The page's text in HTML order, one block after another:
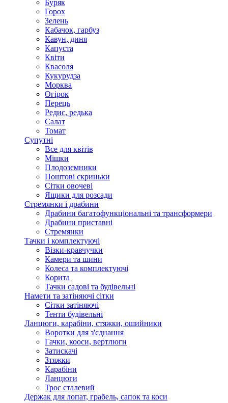
Буряк
Горох
Зелень
Кабачок, гарбуз
Кавун, диня
Капуста
Квіти
Квасоля
Кукурудза
Морква
Огірок
Перець
Редис, редька
Салат
Томат
Супутні
Все для квітів
Мішки
Плодозємники
Поштові скриньки
Сітки овочеві
Ящики для розсади
Стремянки і драбини
Драбини багатофункціональні та трансформери
Драбини приставні
Стремянки
Тачки і комплектуючі
Візки-кравчучки
Камери та шини
Колеса та комплектуючі
Корита
Тачки садові та будівельні
Намети та затіняючі сітки
Сітки затіняючі
Тенти будівельні
Ланцюги, карабіни, стяжки, ошийники
Воротки для з'єднання
Гачки, кооси, вертлюги
Затискачі
Зтяжки
Карабіни
Ланцюги
Трос сталевий
Держак для лопат, грабель, сапок та коси